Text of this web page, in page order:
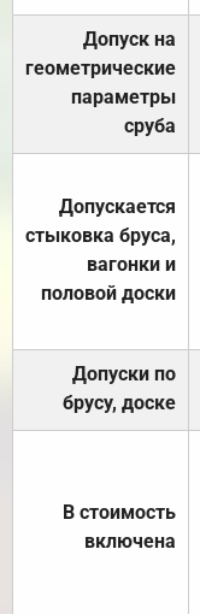
Допуск на
геометрические
параметры
сруба
Допускается
стыковка бруса,
вагонки и
половой доски
Допуски по
брусу, доске
В стоимость
включена